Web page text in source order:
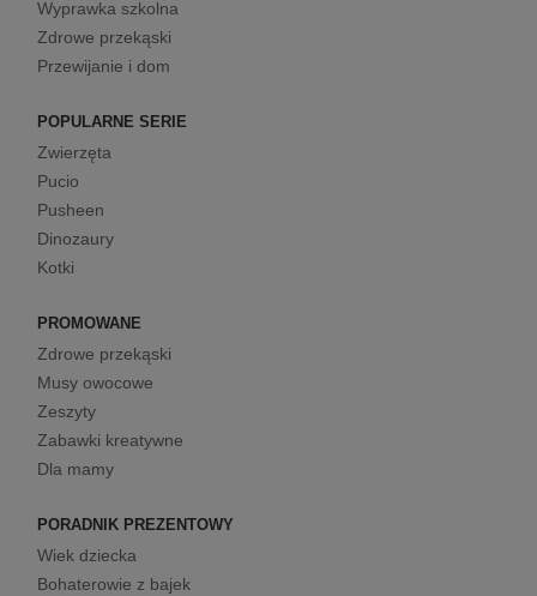
Wyprawka szkolna
Zdrowe przekąski
Przewijanie i dom
POPULARNE SERIE
Zwierzęta
Pucio
Pusheen
Dinozaury
Kotki
PROMOWANE
Zdrowe przekąski
Musy owocowe
Zeszyty
Zabawki kreatywne
Dla mamy
PORADNIK PREZENTOWY
Wiek dziecka
Bohaterowie z bajek